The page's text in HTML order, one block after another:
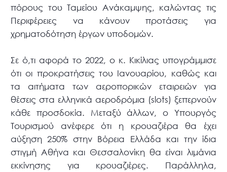
πόρους του Ταμείου Ανάκαμψης, καλώντας τις
Περιφέρειες να κάνουν προτάσεις για
χρηματοδότηση έργων υποδομών.
Σε ό,τι αφορά το 2022, ο κ. Κικίλιας υπογράμμισε
ότι οι προκρατήσεις του Ιανουαρίου, καθώς και
τα αιτήματα των αεροπορικών εταιρειών για
θέσεις στα ελληνικά αεροδρόμια (slots) ξεπερνούν
κάθε προσδοκία. Μεταξύ άλλων, ο Υπουργός
Τουρισμού ανέφερε ότι η κρουαζιέρα θα έχει
αύξηση 250% στην Βόρεια Ελλάδα και την ίδια
στιγμή Αθήνα και Θεσσαλονίκη θα είναι λιμάνια
εκκίνησης για κρουαζιέρες. Παράλληλα,